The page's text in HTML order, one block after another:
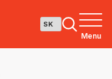
Menu